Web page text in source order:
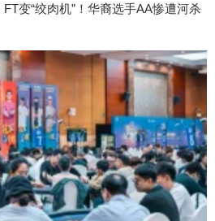
FT变“绞肉机”！华裔选手AA惨遭河杀